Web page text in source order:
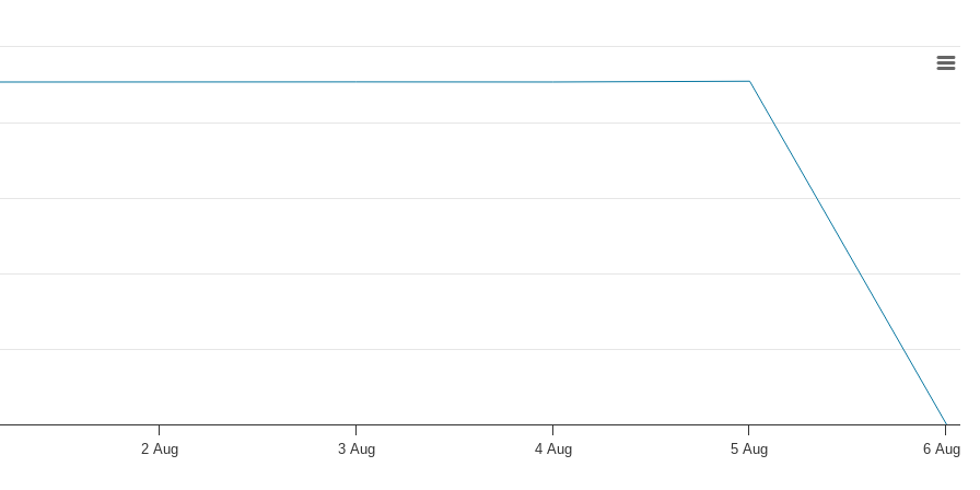
2 Aug 3 Aug 4 Aug 5 Aug 6 Aug